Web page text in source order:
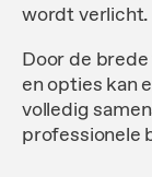
wordt verlicht.
Door de
en opties kan
volledig
professionele